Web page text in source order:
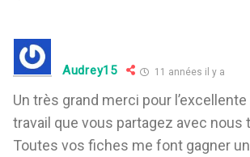
Audrey15 11 années il y a
Un très grand merci pour
travail que vous partagez avec nous
Toutes vos fiches me font gagner